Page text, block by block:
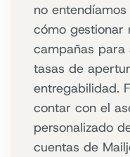
no
cómo gestionar
campañas para
tasas de
entregabilidad.
contar con el
personalizado
cuentas de